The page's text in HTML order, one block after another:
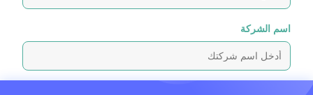
اسم الشركة